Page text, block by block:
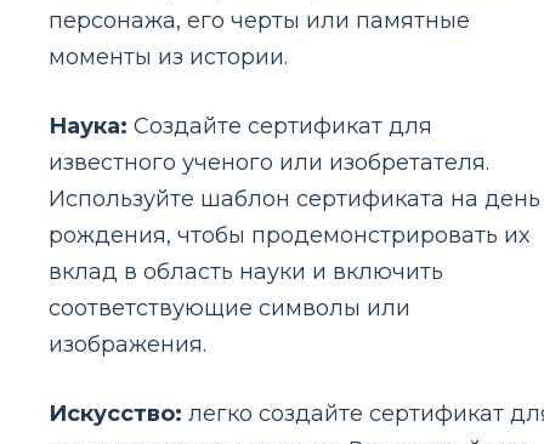
персонажа, его черты или памятные
моменты из истории.
Наука: Создайте сертификат для
известного ученого или изобретателя.
Используйте шаблон сертификата на день
рождения, чтобы продемонстрировать их
вклад в область науки и включить
соответствующие символы или
изображения.
Искусство: легко создайте сертификат